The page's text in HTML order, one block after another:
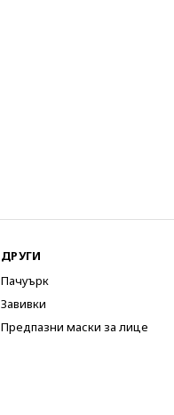
ДРУГИ
Пачуърк
Завивки
Предпазни маски за лице